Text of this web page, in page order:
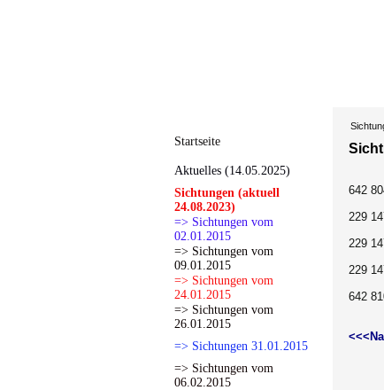
Startseite
Aktuelles (14.05.2025)
Sichtungen (aktuell
24.08.2023)
=> Sichtungen vom
02.01.2015
=> Sichtungen vom
09.01.2015
=> Sichtungen vom
24.01.2015
=> Sichtungen vom
26.01.2015
=> Sichtungen 31.01.2015
=> Sichtungen vom
06.02.2015
642
229
229
229
642